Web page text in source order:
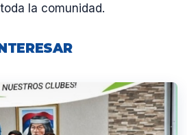
la comunidad.